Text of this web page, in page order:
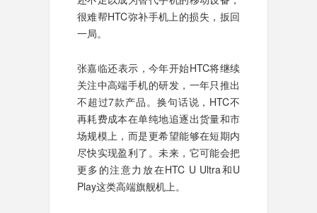
很难帮HTC弥补手机上的损失，扳回
一局。
张嘉临还表示，今年开始HTC将继续
关注中高端手机的研发，一年只推出
不超过7款产品。换句话说，HTC不
再耗费成本在单纯地追逐出货量和市
场规模上，而是更希望能够在短期内
尽快实现盈利了。未来，它可能会把
更多的注意力放在HTC U Ultra和U
Play这类高端旗舰机上。